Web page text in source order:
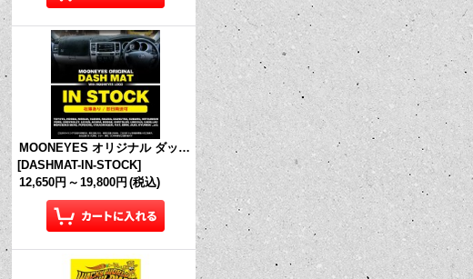
MOONEYES オリジナル ダッシュマット (in Stock!)
[DASHMAT-IN-STOCK]
12,650円 ～ 19,800円 (税込)